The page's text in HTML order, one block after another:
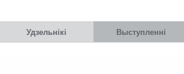
Удзельнiкi Выступленні